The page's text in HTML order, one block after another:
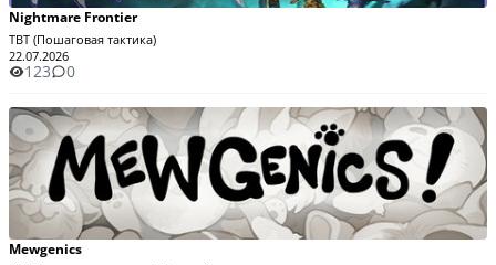
Nightmare Frontier
TBT (Пошаговая тактика)
22.07.2026
123 0
Mewgenics